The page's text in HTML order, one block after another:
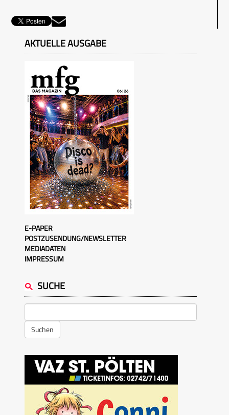
AKTUELLE AUSGABE
E-PAPER
POSTZUSENDUNG/NEWSLETTER
MEDIADATEN
IMPRESSUM
SUCHE
Suchen